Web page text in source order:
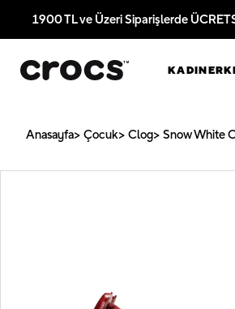
1900 TL ve Üzeri Siparişlerde
KADIN
Anasayfa Çocuk Clog Snow White